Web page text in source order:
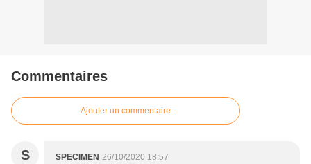
Commentaires
Ajouter un commentaire
S SPECIMEN 26/10/2020 18:57